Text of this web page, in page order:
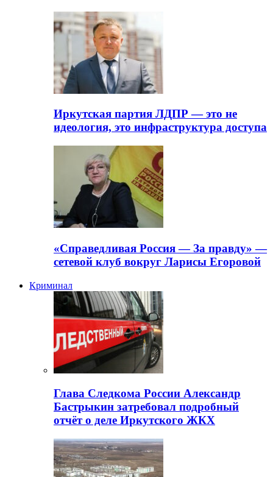
Иркутская партия ЛДПР — это не
идеология, это инфраструктура доступа
«Справедливая Россия — За правду» —
сетевой клуб вокруг Ларисы Егоровой
Криминал
Глава Следкома России Александр
Бастрыкин затребовал подробный
отчёт о деле Иркутского ЖКХ